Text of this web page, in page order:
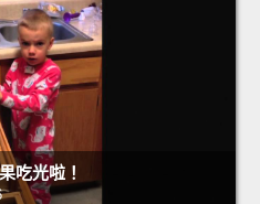
吃光啦！